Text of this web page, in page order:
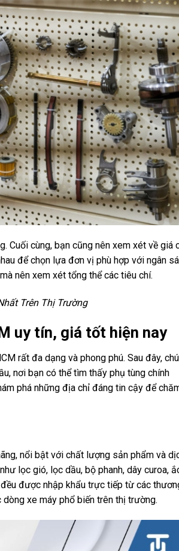
Cuối cùng, bạn cũng nên xem xét về giá
để chọn lựa đơn vị phù hợp với ngân
nên xem xét tổng thể các tiêu chí.
Trên Thị Trường
uy tín, giá tốt hiện nay
rất đa dạng và phong phú. Sau đây,
nơi bạn có thể tìm thấy phụ tùng chính
phá những địa chỉ đáng tin cậy để
nổi bật với chất lượng sản phẩm và
lọc gió, lọc dầu, bộ phanh, dây curoa,
được nhập khẩu trực tiếp từ các
xe máy phổ biến trên thị trường.